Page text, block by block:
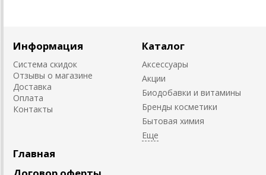
Информация
Система скидок
Отзывы о магазине
Доставка
Оплата
Контакты
Каталог
Аксессуары
Акции
Биодобавки и витамины
Бренды косметики
Бытовая химия
Главная